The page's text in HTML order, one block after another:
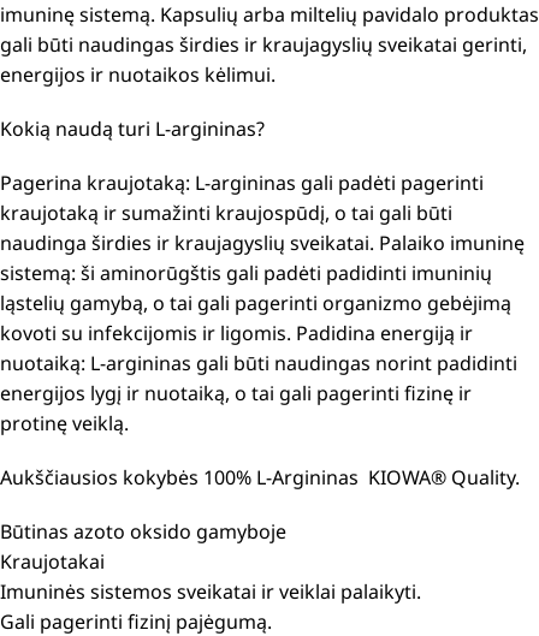
imuninę sistemą. Kapsulių arba miltelių pavidalo produktas
gali būti naudingas širdies ir kraujagyslių sveikatai gerinti,
energijos ir nuotaikos kėlimui.
Kokią naudą turi L-argininas?
Pagerina kraujotaką: L-argininas gali padėti pagerinti
kraujotaką ir sumažinti kraujospūdį, o tai gali būti
naudinga širdies ir kraujagyslių sveikatai. Palaiko imuninę
sistemą: ši aminorūgštis gali padėti padidinti imuninių
ląstelių gamybą, o tai gali pagerinti organizmo gebėjimą
kovoti su infekcijomis ir ligomis. Padidina energiją ir
nuotaiką: L-argininas gali būti naudingas norint padidinti
energijos lygį ir nuotaiką, o tai gali pagerinti fizinę ir
protinę veiklą.
Aukščiausios kokybės 100% L-Argininas KIOWA® Quality.
Būtinas azoto oksido gamyboje
Kraujotakai
Imuninės sistemos sveikatai ir veiklai palaikyti.
Gali pagerinti fizinį pajėgumą.